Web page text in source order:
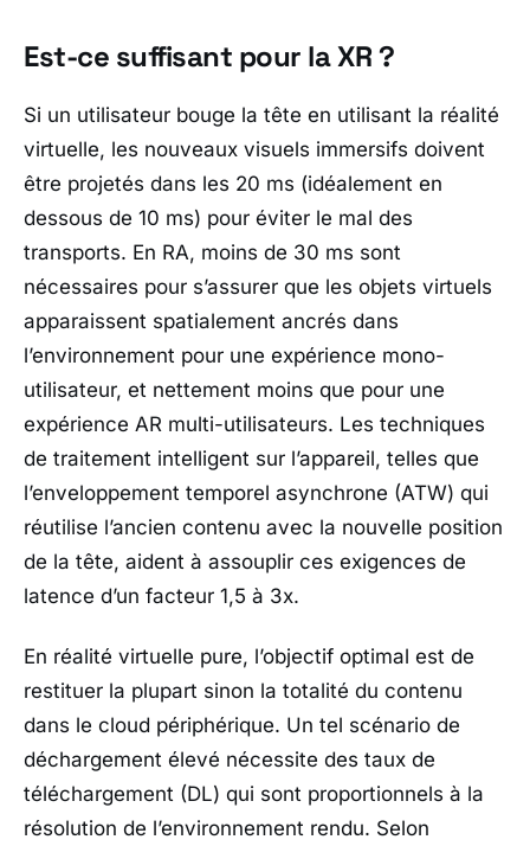
Est-ce suffisant pour la XR ?
Si un utilisateur bouge la tête en utilisant la réalité
virtuelle, les nouveaux visuels immersifs doivent
être projetés dans les 20 ms (idéalement en
dessous de 10 ms) pour éviter le mal des
transports. En RA, moins de 30 ms sont
nécessaires pour s’assurer que les objets virtuels
apparaissent spatialement ancrés dans
l’environnement pour une expérience mono-
utilisateur, et nettement moins que pour une
expérience AR multi-utilisateurs. Les techniques
de traitement intelligent sur l’appareil, telles que
l’enveloppement temporel asynchrone (ATW) qui
réutilise l’ancien contenu avec la nouvelle position
de la tête, aident à assouplir ces exigences de
latence d’un facteur 1,5 à 3x.
En réalité virtuelle pure, l’objectif optimal est de
restituer la plupart sinon la totalité du contenu
dans le cloud périphérique. Un tel scénario de
déchargement élevé nécessite des taux de
téléchargement (DL) qui sont proportionnels à la
résolution de l’environnement rendu. Selon